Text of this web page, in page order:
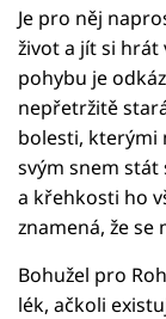
Je pro něj
život a jít si hrát
pohybu je
nepřetržitě
bolesti, kterými
svým snem stát
a křehkosti ho
znamená, že
Bohužel pro
lék, ačkoli